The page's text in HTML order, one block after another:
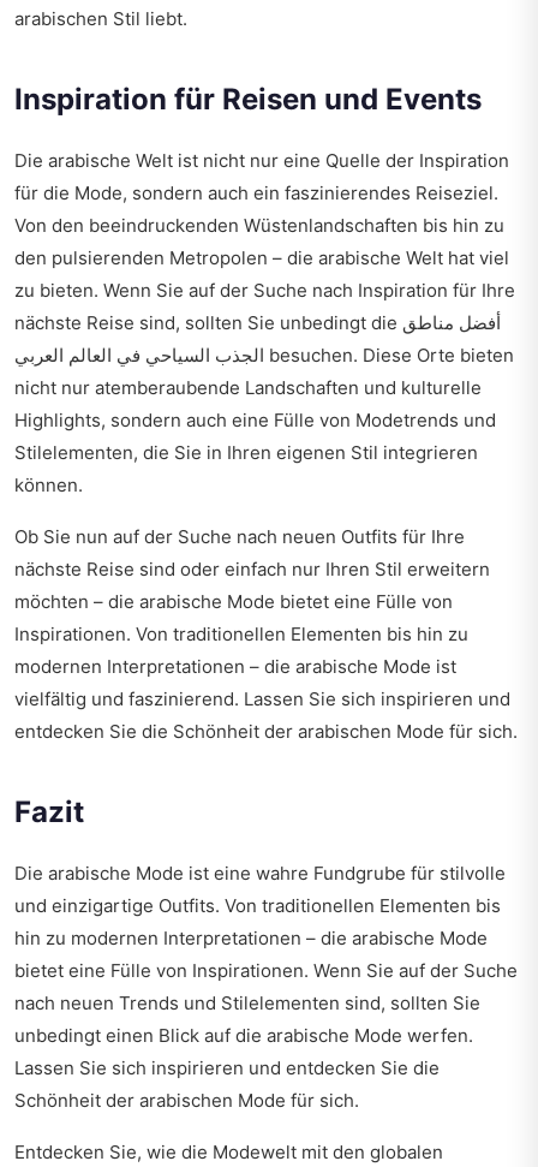
arabischen Stil liebt.
Inspiration für Reisen und Events
Die arabische Welt ist nicht nur eine Quelle der Inspiration
für die Mode, sondern auch ein faszinierendes Reiseziel.
Von den beeindruckenden Wüstenlandschaften bis hin zu
den pulsierenden Metropolen – die arabische Welt hat viel
zu bieten. Wenn Sie auf der Suche nach Inspiration für Ihre
nächste Reise sind, sollten Sie unbedingt die أفضل مناطق
الجذب السياحي في العالم العربي besuchen. Diese Orte bieten
nicht nur atemberaubende Landschaften und kulturelle
Highlights, sondern auch eine Fülle von Modetrends und
Stilelementen, die Sie in Ihren eigenen Stil integrieren
können.
Ob Sie nun auf der Suche nach neuen Outfits für Ihre
nächste Reise sind oder einfach nur Ihren Stil erweitern
möchten – die arabische Mode bietet eine Fülle von
Inspirationen. Von traditionellen Elementen bis hin zu
modernen Interpretationen – die arabische Mode ist
vielfältig und faszinierend. Lassen Sie sich inspirieren und
entdecken Sie die Schönheit der arabischen Mode für sich.
Fazit
Die arabische Mode ist eine wahre Fundgrube für stilvolle
und einzigartige Outfits. Von traditionellen Elementen bis
hin zu modernen Interpretationen – die arabische Mode
bietet eine Fülle von Inspirationen. Wenn Sie auf der Suche
nach neuen Trends und Stilelementen sind, sollten Sie
unbedingt einen Blick auf die arabische Mode werfen.
Lassen Sie sich inspirieren und entdecken Sie die
Schönheit der arabischen Mode für sich.
Entdecken Sie, wie die Modewelt mit den globalen